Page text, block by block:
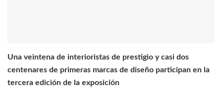
Una veintena de interioristas de prestigio y casi dos
centenares de primeras marcas de diseño participan en la
tercera edición de la exposición